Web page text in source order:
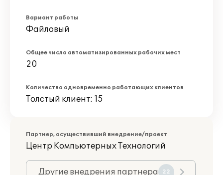
Вариант работы
Файловый
Общее число автоматизированных рабочих мест
20
Количество одновременно работающих клиентов
Толстый клиент: 15
Партнер, осуществивший внедрение/проект
Центр Компьютерных Технологий
Другие внедрения партнера 22